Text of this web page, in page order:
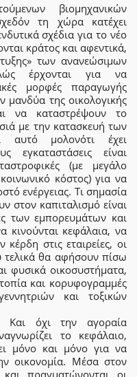
βιομηχανικών
τη χώρα κατέχει
σχέδια για το νέο
κράτος και αφεντικά,
των ανανεώσιμων
έρχονται για να
μορφές παραγωγής
μανδύα της οικολογικής
να καταστρέψουν το
με την κατασκευή των
αυτό μολονότι έχει
εγκαταστάσεις είναι
(με μεγάλο
κόστος) για να
ενέργειας. Τι σημασία
στον καπιταλισμό είναι
των εμπορευμάτων και
κινούνται κεφάλαια, να
στις εταιρείες, οι
τελικά θα αφήσουν πίσω
φυσικά οικοσυστήματα,
και κορυφογραμμές
και τοξικών
όχι την αγοραία
το κεφάλαιο,
μόνο και μόνο για να
οικονομία. Μέσα στον
πραγματώνονται οι